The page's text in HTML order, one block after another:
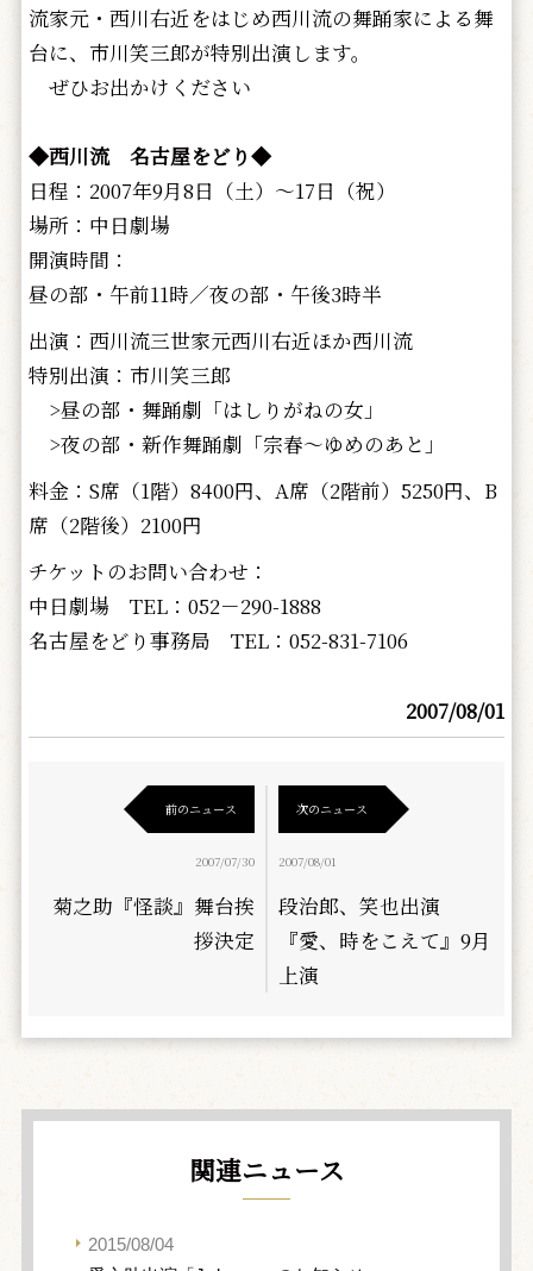
流家元・西川右近をはじめ西川流の舞踊家による舞
台に、市川笑三郎が特別出演します。
ぜひお出かけください
◆西川流 名古屋をどり◆
日程：2007年9月8日（土）～17日（祝）
場所：中日劇場
開演時間：
昼の部・午前11時／夜の部・午後3時半
出演：西川流三世家元西川右近ほか西川流
特別出演：市川笑三郎
>昼の部・舞踊劇「はしりがねの女」
>夜の部・新作舞踊劇「宗春～ゆめのあと」
料金：S席（1階）8400円、A席（2階前）5250円、B
席（2階後）2100円
チケットのお問い合わせ：
中日劇場 TEL：052－290-1888
名古屋をどり事務局 TEL：052-831-7106
2007/08/01
前のニュース
2007/07/30
菊之助『怪談』舞台挨
拶決定
次のニュース
2007/08/01
段治郎、笑也出演
『愛、時をこえて』9月
上演
関連ニュース
2015/08/04